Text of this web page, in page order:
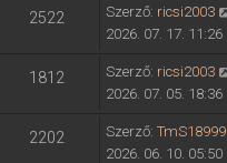
2522 Szerző: ricsi2003
2026. 07. 17. 11:26
1812 Szerző: ricsi2003
2026. 07. 05. 18:36
2202 Szerző: TmS18999
2026. 06. 10. 05:50